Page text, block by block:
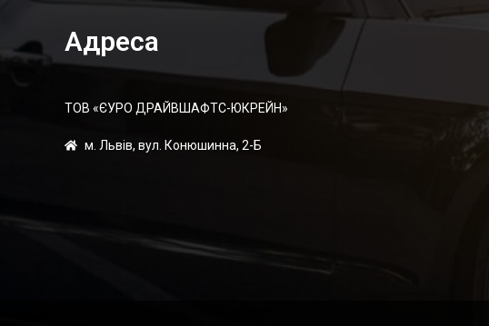
Адреса
ТОВ «ЄУРО ДРАЙВШАФТC-ЮКРЕЙН»
м. Львів, вул. Конюшинна, 2-Б